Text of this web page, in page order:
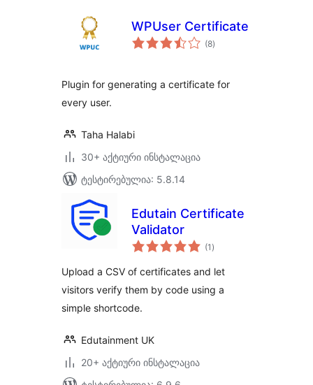
WPUser Certificate
(8საერთო
რეიტინგი
)
Plugin for generating a certificate for
every user.
Taha Halabi
30+ აქტიური ინსტალაცია
ტესტირებულია: 5.8.14
Edutain Certificate
Validator
(1 საერთო
რეიტინგი
)
Upload a CSV of certificates and let
visitors verify them by code using a
simple shortcode.
Edutainment UK
20+ აქტიური ინსტალაცია